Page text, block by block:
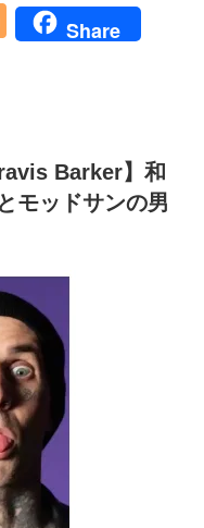
Bl
er
Share
Barker】和
モッドサンの男